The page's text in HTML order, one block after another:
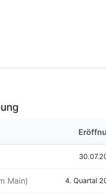
Main) 4. Quartal